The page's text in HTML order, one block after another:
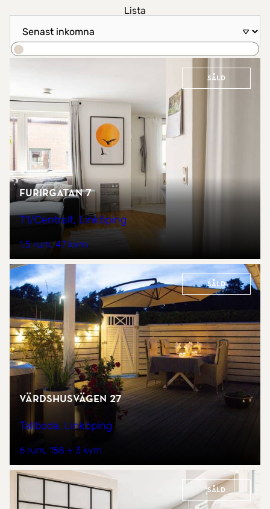
Lista
Sortera efter
Såld
Furirgatan 7
T1/Centralt, Linköping
1,5 rum 47 kvm
Såld
Värdshusvägen 27
Tallboda, Linköping
6 rum 158 + 3 kvm
Såld